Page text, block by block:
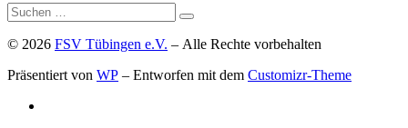
Suche
Suchen …
© 2026 FSV Tübingen e.V. – Alle Rechte vorbehalten
Präsentiert von WP – Entworfen mit dem Customizr-Theme